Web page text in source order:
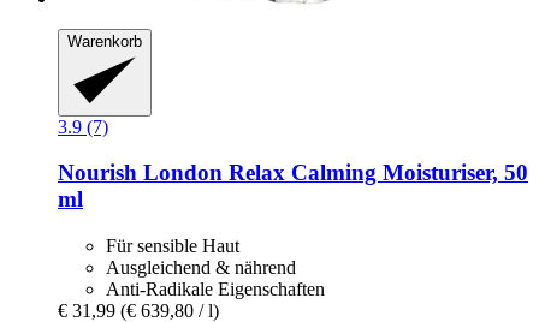
Warenkorb
3.9 (7)
Nourish London Relax Calming Moisturiser, 50
ml
Für sensible Haut
Ausgleichend & nährend
Anti-Radikale Eigenschaften
€ 31,99 (€ 639,80 / l)